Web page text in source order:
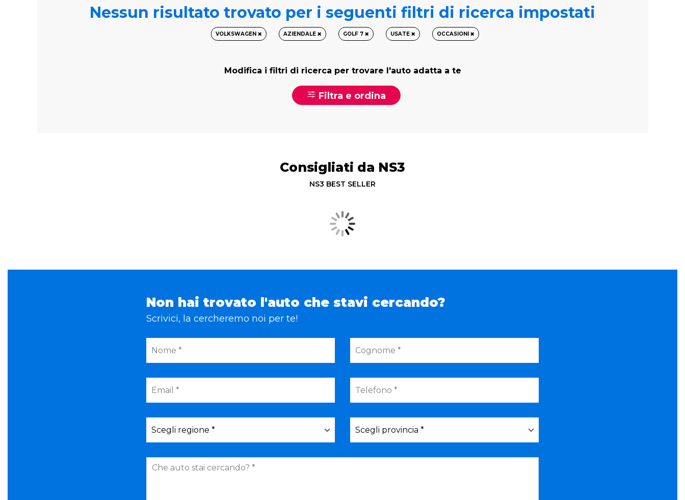
Nessun risultato trovato per i seguenti filtri di ricerca impostati
VOLKSWAGEN AZIENDALE GOLF 7 USATE OCCASIONI
Modifica i filtri di ricerca per trovare l'auto adatta a te
Filtra e ordina
Consigliati da NS3
NS3 BEST SELLER
Non hai trovato l'auto che stavi cercando?
Scrivici, la cercheremo noi per te!